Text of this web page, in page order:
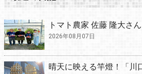
トマト農家 佐藤 隆大さん
2026年08月07日
晴天に映える竿燈！「川